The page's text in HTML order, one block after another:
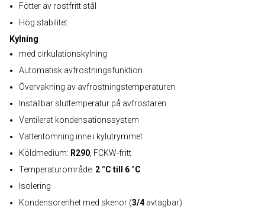
Fötter av rostfritt stål
Hög stabilitet
Kylning
med cirkulationskylning
Automatisk avfrostningsfunktion
Övervakning av avfrostningstemperaturen
Inställbar sluttemperatur på avfrostaren
Ventilerat kondensationssystem
Vattentömning inne i kylutrymmet
Köldmedium: R290 , FCKW-fritt
Temperaturområde: 2 °C till 6 °C
Isolering
Kondensorenhet med skenor (3/4avtagbar)